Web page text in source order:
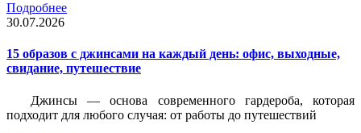
Подробнее
30.07.2026
15 образов с джинсами на каждый день: офис, выходные,
свидание, путешествие
Джинсы — основа современного гардероба, которая
подходит для любого случая: от работы до путешествий